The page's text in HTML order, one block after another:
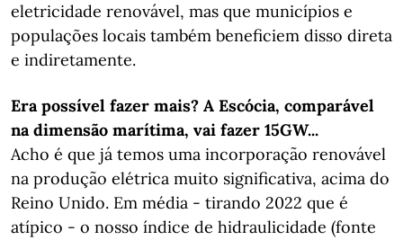
eletricidade renovável, mas que municípios e
populações locais também beneficiem disso direta
e indiretamente.
Era possível fazer mais? A Escócia, comparável
na dimensão marítima, vai fazer 15GW...
Acho é que já temos uma incorporação renovável
na produção elétrica muito significativa, acima do
Reino Unido. Em média - tirando 2022 que é
atípico - o nosso índice de hidraulicidade (fonte